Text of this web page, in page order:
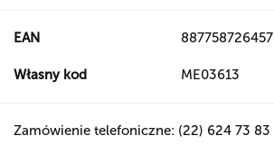
EAN 887758726457
Własny kod ME03613
Zamówienie telefoniczne: (22) 624 73 83